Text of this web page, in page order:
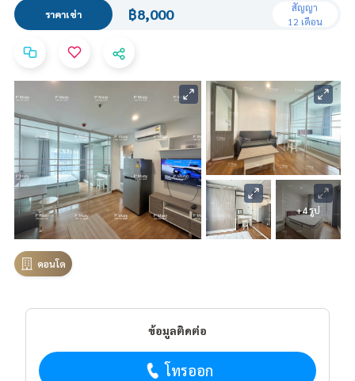
ราคาเช่า ฿8,000
สัญญา
12 เดือน
+4 รูป
คอนโด
ข้อมูลติดต่อ
โทรออก